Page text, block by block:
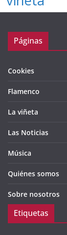
Páginas
Cookies
Flamenco
La viñeta
Las Noticias
Música
Quiénes somos
Sobre nosotros
Etiquetas